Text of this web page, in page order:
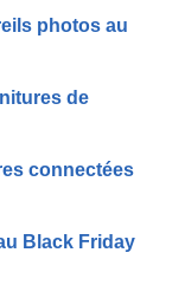
photos au
de
connectées
Black Friday